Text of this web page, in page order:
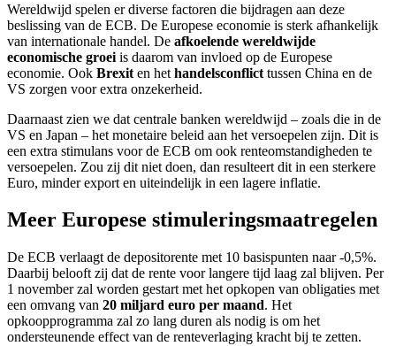
Wereldwijd spelen er diverse factoren die bijdragen aan deze
beslissing van de ECB. De Europese economie is sterk afhankelijk
van internationale handel. De afkoelende wereldwijde
economische groei is daarom van invloed op de Europese
economie. Ook Brexit en het handelsconflict tussen China en de
VS zorgen voor extra onzekerheid.
Daarnaast zien we dat centrale banken wereldwijd – zoals die in de
VS en Japan – het monetaire beleid aan het versoepelen zijn. Dit is
een extra stimulans voor de ECB om ook renteomstandigheden te
versoepelen. Zou zij dit niet doen, dan resulteert dit in een sterkere
Euro, minder export en uiteindelijk in een lagere inflatie.
Meer Europese stimuleringsmaatregelen
De ECB verlaagt de depositorente met 10 basispunten naar -0,5%.
Daarbij belooft zij dat de rente voor langere tijd laag zal blijven. Per
1 november zal worden gestart met het opkopen van obligaties met
een omvang van 20 miljard euro per maand. Het
opkoopprogramma zal zo lang duren als nodig is om het
ondersteunende effect van de renteverlaging kracht bij te zetten.